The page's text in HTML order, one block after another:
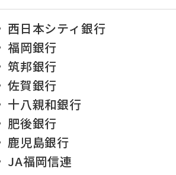
西日本シティ銀行
福岡銀行
筑邦銀行
佐賀銀行
十八親和銀行
肥後銀行
鹿児島銀行
JA福岡信連